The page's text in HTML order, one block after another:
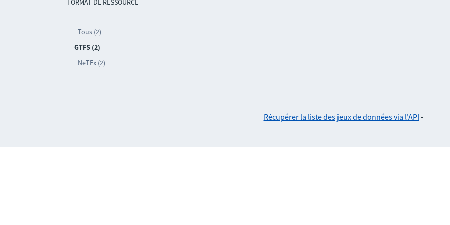
FORMAT DE RESSOURCE
Tous (2)
GTFS (2)
NeTEx (2)
Récupérer la liste des jeux de données via l'API -